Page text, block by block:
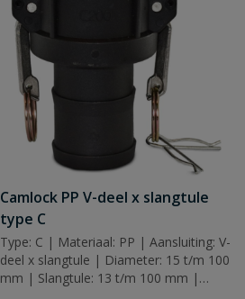
Camlock PP V-deel x slangtule
type C
Type: C | Materiaal: PP | Aansluiting: V-
deel x slangtule | Diameter: 15 t/m 100
mm | Slangtule: 13 t/m 100 mm |